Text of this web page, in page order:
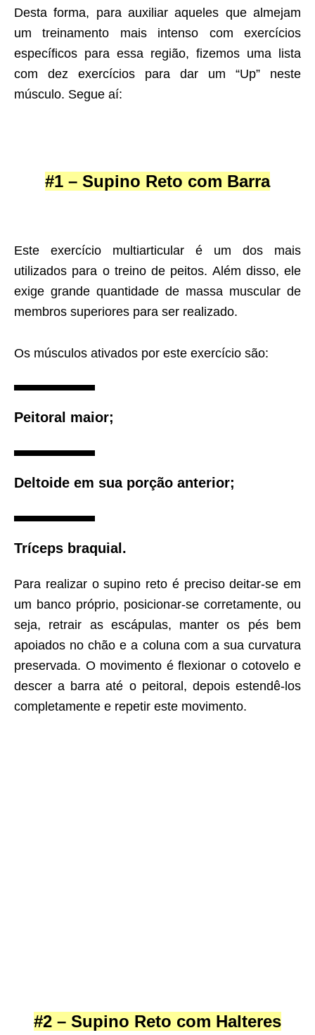
Desta forma, para auxiliar aqueles que almejam
um treinamento mais intenso com exercícios
específicos para essa região, fizemos uma lista
com dez exercícios para dar um “Up” neste
músculo. Segue aí:
#1 – Supino Reto com Barra
Este exercício multiarticular é um dos mais
utilizados para o treino de peitos. Além disso, ele
exige grande quantidade de massa muscular de
membros superiores para ser realizado.
Os músculos ativados por este exercício são:
Peitoral maior;
Deltoide em sua porção anterior;
Tríceps braquial.
Para realizar o supino reto é preciso deitar-se em
um banco próprio, posicionar-se corretamente, ou
seja, retrair as escápulas, manter os pés bem
apoiados no chão e a coluna com a sua curvatura
preservada. O movimento é flexionar o cotovelo e
descer a barra até o peitoral, depois estendê-los
completamente e repetir este movimento.
#2 – Supino Reto com Halteres